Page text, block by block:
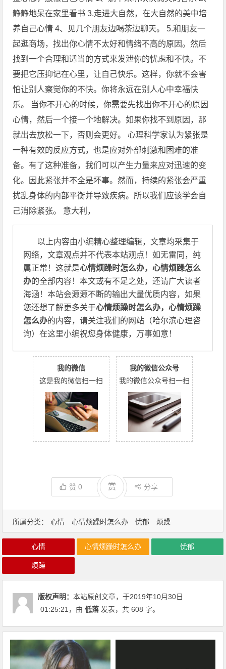
所属分类： 心情 心情烦躁时怎么办 忧郁 烦躁
静静地呆在家里看书 3.走进大自然，在大自然的美中培
养自己心情 4、见几个朋友边喝茶边聊天。 5.和朋友一
起逛商场，找出你心情不太好和情绪不高的原因。然后
找到一个合理和适当的方式来发泄你的忧虑和不快。不
要把它压抑记在心里，让自己快乐。这样，你就不会害
怕让别人察觉你的不快。你将永远在别人心中幸福快
乐。 当你不开心的时候，你需要先找出你不开心的原因
心情，然后一个接一个地解决。如果你找不到原因，那
就出去放松一下，否则会更好。 心理科学家认为紧张是
一种有效的反应方式，也是应对外部刺激和困难的准
备。有了这种准备，我们可以产生力量来应对迅速的变
化。因此紧张并不全是坏事。然而，持续的紧张会严重
扰乱身体的内部平衡并导致疾病。所以我们应该学会自
己消除紧张。 意大利，
以上内容由小编精心整理编辑，文章均采集于
网络，文章观点并不代表本站观点！如无雷同，纯
属正常！这就是心情烦躁时怎么办，心情烦躁怎么
办的全部内容！本文或有不足之处，还请广大读者
海涵！本站会源源不断的输出大量优质内容，如果
您还想了解更多关于心情烦躁时怎么办，心情烦躁
怎么办的内容，请关注我们的网站（哈尔滨心理咨
询）在这里小编祝您身体健康，万事如意！
我的微信
这是我的微信扫一扫
我的微信公众号
我的微信公众号扫一扫
赞0 赏 分享
心情 心情烦躁时怎么办 忧郁
烦躁
版权声明：本站原创文章，于2019年10月30日
01:25:21 ，由低落发表，共 608 字。